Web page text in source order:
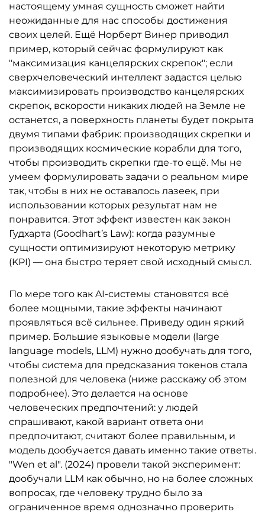
настоящему умная сущность сможет найти
неожиданные для нас способы достижения
своих целей. Ещё Норберт Винер приводил
пример, который сейчас формулируют как
"максимизация канцелярских скрепок"; если
сверхчеловеческий интеллект задастся целью
максимизировать производство канцелярских
скрепок, вскорости никаких людей на Земле не
останется, а поверхность планеты будет покрыта
двумя типами фабрик: производящих скрепки и
производящих космические корабли для того,
чтобы производить скрепки где-то ещё. Мы не
умеем формулировать задачи о реальном мире
так, чтобы в них не оставалось лазеек, при
использовании которых результат нам не
понравится. Этот эффект известен как закон
Гудхарта (Goodhart’s Law): когда разумные
сущности оптимизируют некоторую метрику
(KPI) — она быстро теряет свой исходный смысл.
По мере того как AI-системы становятся всё
более мощными, такие эффекты начинают
проявляться всё сильнее. Приведу один яркий
пример. Большие языковые модели (large
language models, LLM) нужно дообучать для того,
чтобы система для предсказания токенов стала
полезной для человека (ниже расскажу об этом
подробнее). Это делается на основе
человеческих предпочтений: у людей
спрашивают, какой вариант ответа они
предпочитают, считают более правильным, и
модель дообучается давать именно такие ответы.
"Wen et al". (2024) провели такой эксперимент:
дообучали LLM как обычно, но на более сложных
вопросах, где человеку трудно было за
ограниченное время однозначно проверить